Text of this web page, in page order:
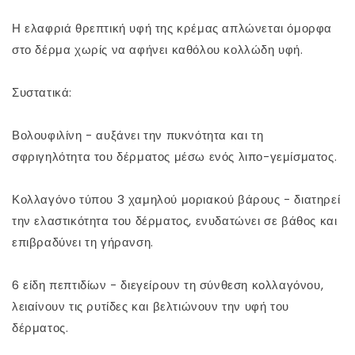
CUSKIN
Καλλυντικά)
CUSKIN
Καλλυντικά)
Η ελαφριά θρεπτική υφή της κρέμας απλώνεται όμορφα
στο δέρμα χωρίς να αφήνει καθόλου κολλώδη υφή.
Συστατικά:
Βολουφιλίνη - αυξάνει την πυκνότητα και τη
σφριγηλότητα του δέρματος μέσω ενός λιπο-γεμίσματος.
Κολλαγόνο τύπου 3 χαμηλού μοριακού βάρους - διατηρεί
την ελαστικότητα του δέρματος, ενυδατώνει σε βάθος και
επιβραδύνει τη γήρανση.
6 είδη πεπτιδίων - διεγείρουν τη σύνθεση κολλαγόνου,
λειαίνουν τις ρυτίδες και βελτιώνουν την υφή του
δέρματος.